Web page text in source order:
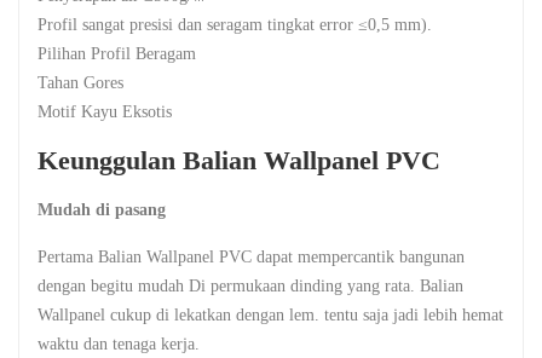
Profil sangat presisi dan seragam tingkat error ≤0,5 mm).
Pilihan Profil Beragam
Tahan Gores
Motif Kayu Eksotis
Keunggulan Balian Wallpanel PVC
Mudah di pasang
Pertama Balian Wallpanel PVC dapat mempercantik bangunan
dengan begitu mudah Di permukaan dinding yang rata. Balian
Wallpanel cukup di lekatkan dengan lem. tentu saja jadi lebih hemat
waktu dan tenaga kerja.